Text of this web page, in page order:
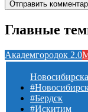
Главные
Академгородок 2.0
#Бердск
#Искитим